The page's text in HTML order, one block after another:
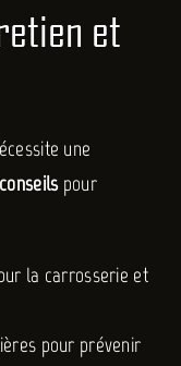
et
une
conseilspour
la carrosserie et
pour prévenir